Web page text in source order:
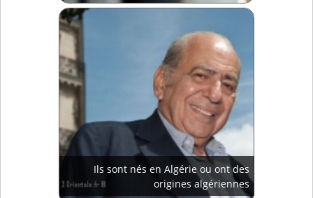
Ils sont nés en Algérie ou ont des
origines algériennes